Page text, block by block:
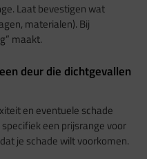
Laat bevestigen wat
materialen). Bij
maakt.
deur die dichtgevallen
en eventuele schade
een prijsrange voor
je schade wilt voorkomen.